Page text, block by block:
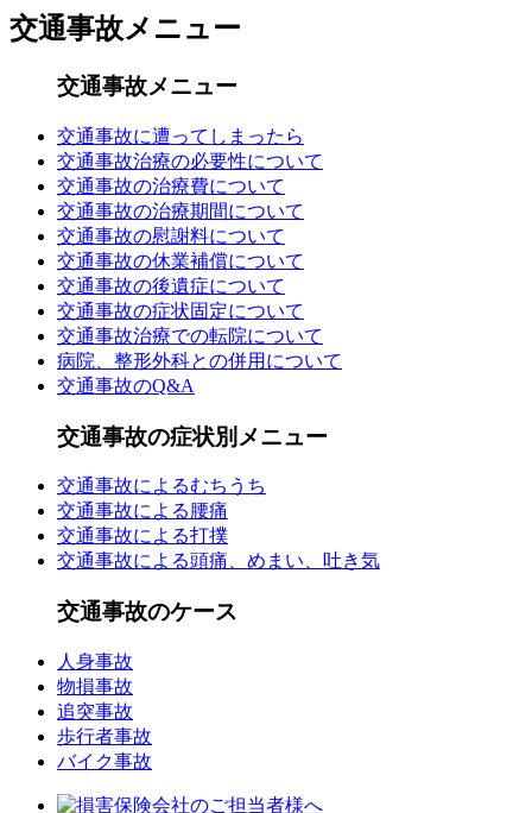
交通事故メニュー
交通事故メニュー
交通事故に遭ってしまったら
交通事故治療の必要性について
交通事故の治療費について
交通事故の治療期間について
交通事故の慰謝料について
交通事故の休業補償について
交通事故の後遺症について
交通事故の症状固定について
交通事故治療での転院について
病院、整形外科との併用について
交通事故のQ&A
交通事故の症状別メニュー
交通事故によるむちうち
交通事故による腰痛
交通事故による打撲
交通事故による頭痛、めまい、吐き気
交通事故のケース
人身事故
物損事故
追突事故
歩行者事故
バイク事故